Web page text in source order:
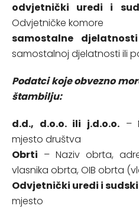
odvjetnički uredi i
Odvjetničke komore
samostalne djelatnosti
samostalnoj djelatnosti ili
Podatci koje obvezno
štambilju:
d.d., d.o.o. ili j.d.o.o.–
mjesto društva
Obrti – Naziv obrta,
vlasnika obrta, OIB obrta
Odvjetnički uredi i
mjesto